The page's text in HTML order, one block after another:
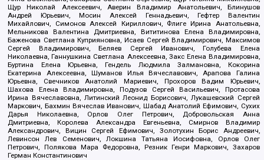
Щур Николай Алексеевич, Аверин Владимир Анатольевич, Блинушов
Андрей Юрьевич, Мосин Алексей Геннадьевич, Гефтер Валентин
Михайлович, Симонов Алексей Кириллович, Флиге Ирина Анатольевна,
Мельникова Валентина Дмитриевна, Вититинова Елена Владимировна,
Баженова Светлана Куприяновна, Исаев Сергей Владимирович, Максимов
Сергей Владимирович, Беляев Сергей Иванович, Голубева Елена
Николаевна, Ганнушкина Светлана Алексеевна, Закс Елена Владимировна,
Буртина Елена Юрьевна, Гендель Людмила Залмановна, Кокорина
Екатерина Алексеевна, Шуманов Илья Вячеславович, Арапова Галина
Юрьевна, Свечников Анатолий Мариевич, Прохоров Вадим Юрьевич,
Шахова Елена Владимировна, Подузов Сергей Васильевич, Протасова
Ирина Вячеславовна, Литинский Леонид Борисович, Лукашевский Сергей
Маркович, Бахмин Вячеслав Иванович, Шабад Анатолий Ефимович, Сухих
Дарья Николаевна, Орлов Олег Петрович, Добровольская Анна
Дмитриевна, Королева Александра Евгеньевна, Смирнов Владимир
Александрович, Вицин Сергей Ефимович, Золотухин Борис Андреевич,
Левинсон Лев Семенович, Локшина Татьяна Иосифовна, Орлов Олег
Петрович, Полякова Мара Федоровна, Резник Генри Маркович, Захаров
Герман Константинович